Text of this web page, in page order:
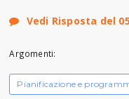
Vedi Risposta del
Argomenti:
Pianificazione e